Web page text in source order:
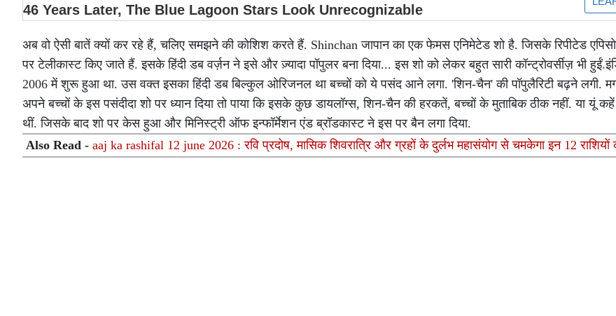
अब वो ऐसी बातें क्यों कर रहे हैं, चलिए समझने की कोशिश करते हैं. Shinchan जापान का एक फेमस एनिमेटेड शो है. जिसके रिपीटेड
पर टेलीकास्ट किए जाते हैं. इसके हिंदी डब वर्ज़न ने इसे और ज़्यादा पॉपुलर बना दिया... इस शो को लेकर बहुत सारी कॉन्ट्रोवर्सीज़ भी
2006 में शुरू हुआ था. उस वक्त इसका हिंदी डब बिल्कुल ओरिजनल था बच्चों को ये पसंद आने लगा. 'शिन-चैन' की पॉपुलैरिटी बढ़ने लगी.
अपने बच्चों के इस पसंदीदा शो पर ध्यान दिया तो पाया कि इसके कुछ डायलॉग्स, शिन-चैन की हरकतें, बच्चों के मुताबिक ठीक नहीं. या यूं
थीं. जिसके बाद शो पर केस हुआ और मिनिस्ट्री ऑफ इन्फॉर्मेशन एंड ब्रॉडकास्ट ने इस पर बैन लगा दिया.
Also Read - aaj ka rashifal 12 june 2026 : रवि प्रदोष, मासिक शिवरात्रि और ग्रहों के दुर्लभ महासंयोग से चमकेगा इन 12 राशियों